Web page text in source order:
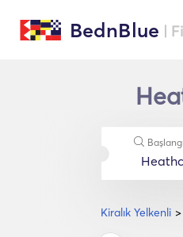
BednBlue |
Kiralık Yelkenli